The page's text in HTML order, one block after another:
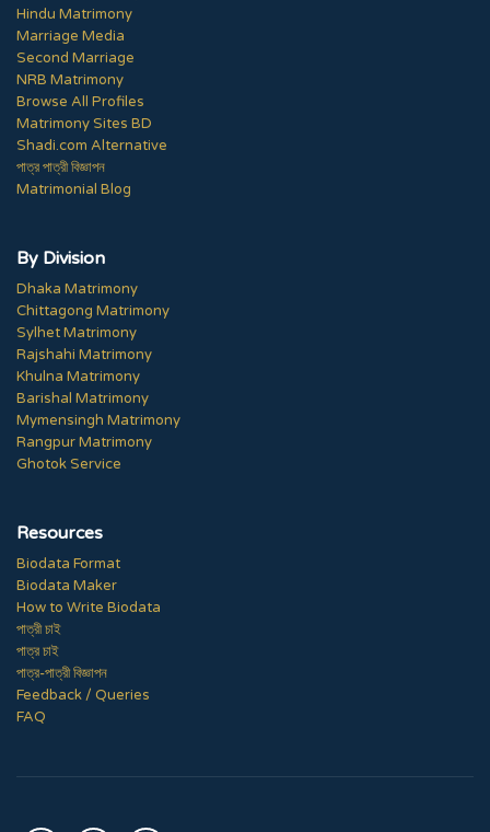
Hindu Matrimony
Marriage Media
Second Marriage
NRB Matrimony
Browse All Profiles
Matrimony Sites BD
Shadi.com Alternative
পাত্র পাত্রী বিজ্ঞাপন
Matrimonial Blog
By Division
Dhaka Matrimony
Chittagong Matrimony
Sylhet Matrimony
Rajshahi Matrimony
Khulna Matrimony
Barishal Matrimony
Mymensingh Matrimony
Rangpur Matrimony
Ghotok Service
Resources
Biodata Format
Biodata Maker
How to Write Biodata
পাত্রী চাই
পাত্র চাই
পাত্র-পাত্রী বিজ্ঞাপন
Feedback / Queries
FAQ